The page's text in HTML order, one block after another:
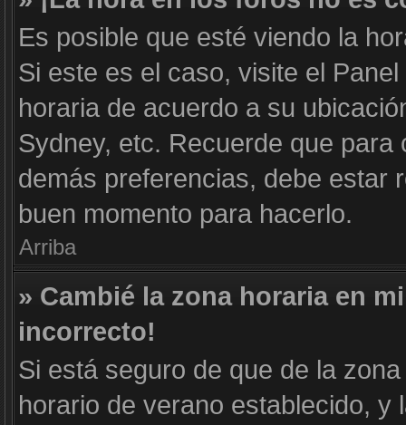
Es posible que esté viendo la
Si este es el caso, visite el
horaria de acuerdo a su
Sydney, etc. Recuerde que
demás preferencias, debe estar
buen momento para hacerlo.
Arriba
» Cambié la zona horaria en
incorrecto!
Si está seguro de que de la
horario de verano establecido,